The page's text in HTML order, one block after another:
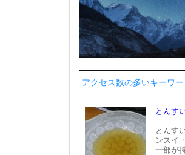
アクセス数の多いキーワー
とんす
とんす
ンスイ
一部が